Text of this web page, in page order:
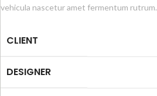
vehicula nascetur amet fermentum rutrum.
CLIENT
DESIGNER